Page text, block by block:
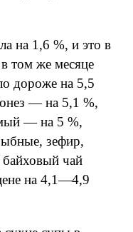
на 1,6 %, и это в
том же месяце
дороже на 5,5
— на 5,1 %,
— на 5 %,
зефир,
чай
на 4,1—4,9